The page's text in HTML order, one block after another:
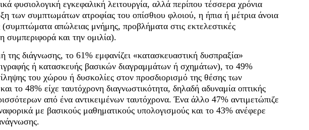
φυσιολογική εγκεφαλική λειτουργία, αλλά περίπου τέσσερα χρόνια
των συμπτωμάτων ατροφίας του οπίσθιου φλοιού, η ήπια ή μέτρια άνοια
(συμπτώματα απώλειας μνήμης, προβλήματα στις εκτελεστικές
συμπεριφορά και την ομιλία).
της διάγνωσης, το 61% εμφανίζει «κατασκευαστική δυσπραξία»
ή κατασκευής βασικών διαγραμμάτων ή σχημάτων), το 49%
του χώρου ή δυσκολίες στον προσδιορισμό της θέσης των
το 48% είχε ταυτόχρονη διαγνωστικότητα, δηλαδή αδυναμία οπτικής
από ένα αντικειμένων ταυτόχρονα. Ένα άλλο 47% αντιμετώπιζε
με βασικούς μαθηματικούς υπολογισμούς και το 43% ανέφερε